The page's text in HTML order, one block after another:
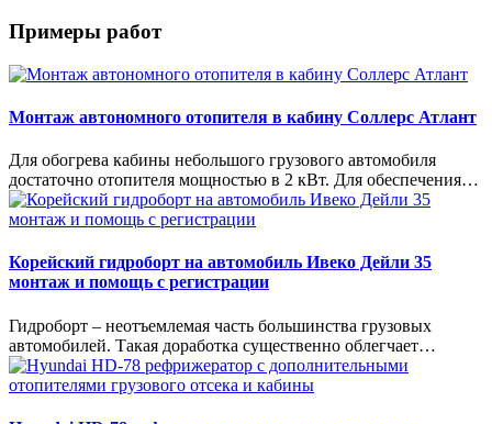
Примеры работ
Монтаж автономного отопителя в кабину Соллерс Атлант
Для обогрева кабины небольшого грузового автомобиля
достаточно отопителя мощностью в 2 кВт. Для обеспечения…
Корейский гидроборт на автомобиль Ивеко Дейли 35
монтаж и помощь с регистрации
Гидроборт – неотъемлемая часть большинства грузовых
автомобилей. Такая доработка существенно облегчает…